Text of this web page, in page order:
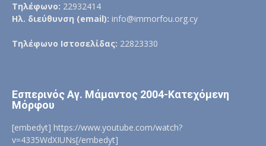
Τηλέφωνο: 22932414
Ηλ. διεύθυνση (email): info@immorfou.org.cy
Τηλέφωνο Ιστοσελίδας: 22823330
Εσπερινός Αγ. Μάμαντος 2004-Κατεχόμενη
Μόρφου
[embedyt] https://www.youtube.com/watch?
v=4335WdXIUNs[/embedyt]